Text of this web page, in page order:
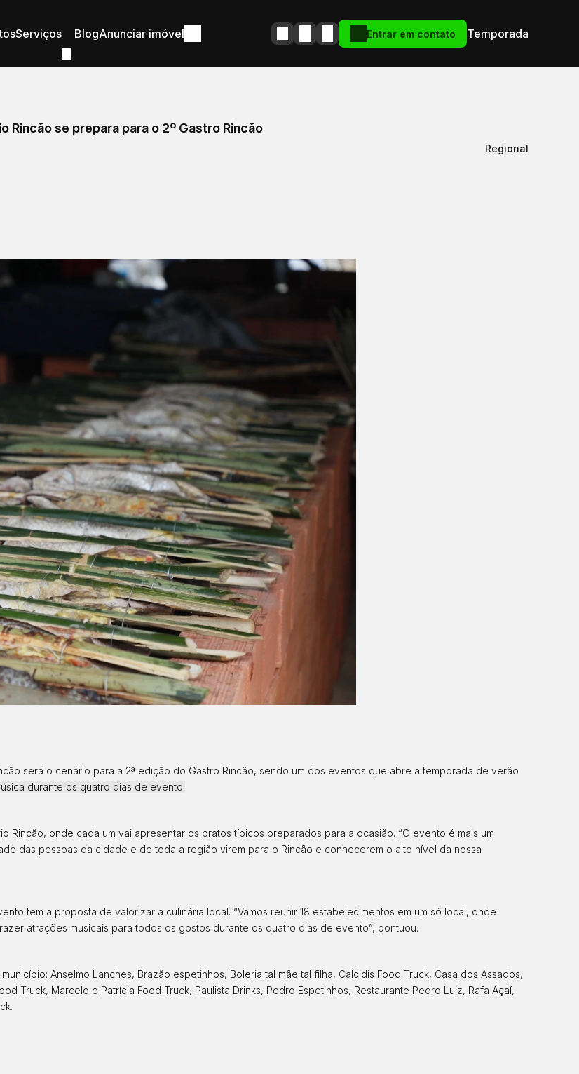
Entrar em contato
Anunciar imóvel
Blog
Serviços Temporada
Rincão se prepara para o 2º Gastro Rincão
Regional
será o cenário para a 2ª edição do Gastro Rincão, sendo um dos eventos que abre a temporada de verão
durante os quatro dias de evento.
Rincão, onde cada um vai apresentar os pratos típicos preparados para a ocasião. “O evento é mais um
das pessoas da cidade e de toda a região virem para o Rincão e conhecerem o alto nível da nossa
tem a proposta de valorizar a culinária local. “Vamos reunir 18 estabelecimentos em um só local, onde
atrações musicais para todos os gostos durante os quatro dias de evento”, pontuou.
Anselmo Lanches, Brazão espetinhos, Boleria tal mãe tal filha, Calcidis Food Truck, Casa dos Assados,
Truck, Marcelo e Patrícia Food Truck, Paulista Drinks, Pedro Espetinhos, Restaurante Pedro Luiz, Rafa Açaí,